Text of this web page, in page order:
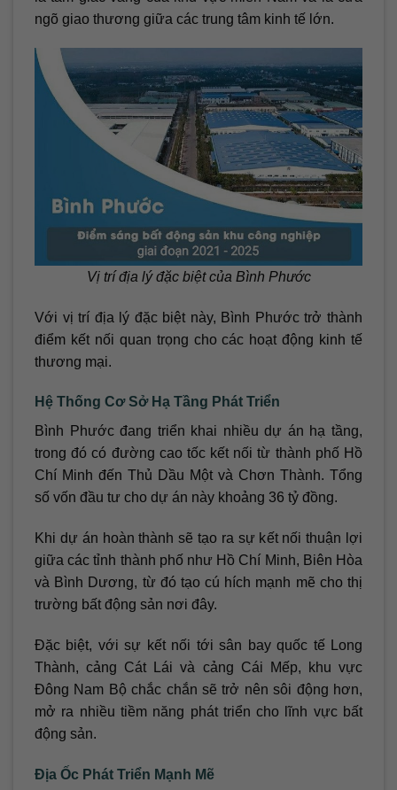
ngõ giao thương giữa các trung tâm kinh tế lớn.
Vị trí địa lý đặc biệt của Bình Phước
Với vị trí địa lý đặc biệt này, Bình Phước trở thành
điểm kết nối quan trọng cho các hoạt động kinh tế
thương mại.
Hệ Thống Cơ Sở Hạ Tầng Phát Triển
Bình Phước đang triển khai nhiều dự án hạ tầng,
trong đó có đường cao tốc kết nối từ thành phố Hồ
Chí Minh đến Thủ Dầu Một và Chơn Thành. Tổng
số vốn đầu tư cho dự án này khoảng 36 tỷ đồng.
Khi dự án hoàn thành sẽ tạo ra sự kết nối thuận lợi
giữa các tỉnh thành phố như Hồ Chí Minh, Biên Hòa
và Bình Dương, từ đó tạo cú hích mạnh mẽ cho thị
trường bất động sản nơi đây.
Đặc biệt, với sự kết nối tới sân bay quốc tế Long
Thành, cảng Cát Lái và cảng Cái Mếp, khu vực
Đông Nam Bộ chắc chắn sẽ trở nên sôi động hơn,
mở ra nhiều tiềm năng phát triển cho lĩnh vực bất
động sản.
Địa Ốc Phát Triển Mạnh Mẽ